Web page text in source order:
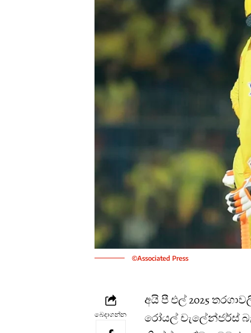
©Associated Press
බෙදාගන්න
අයි පී එල් 2025
රෝයල් චැලේන්ජර්ස්